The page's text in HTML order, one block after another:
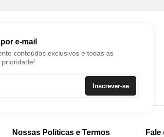
e-mail
conteúdos exclusivos e todas as
prioridade!
Inscrever-se
Nossas Políticas e Termos